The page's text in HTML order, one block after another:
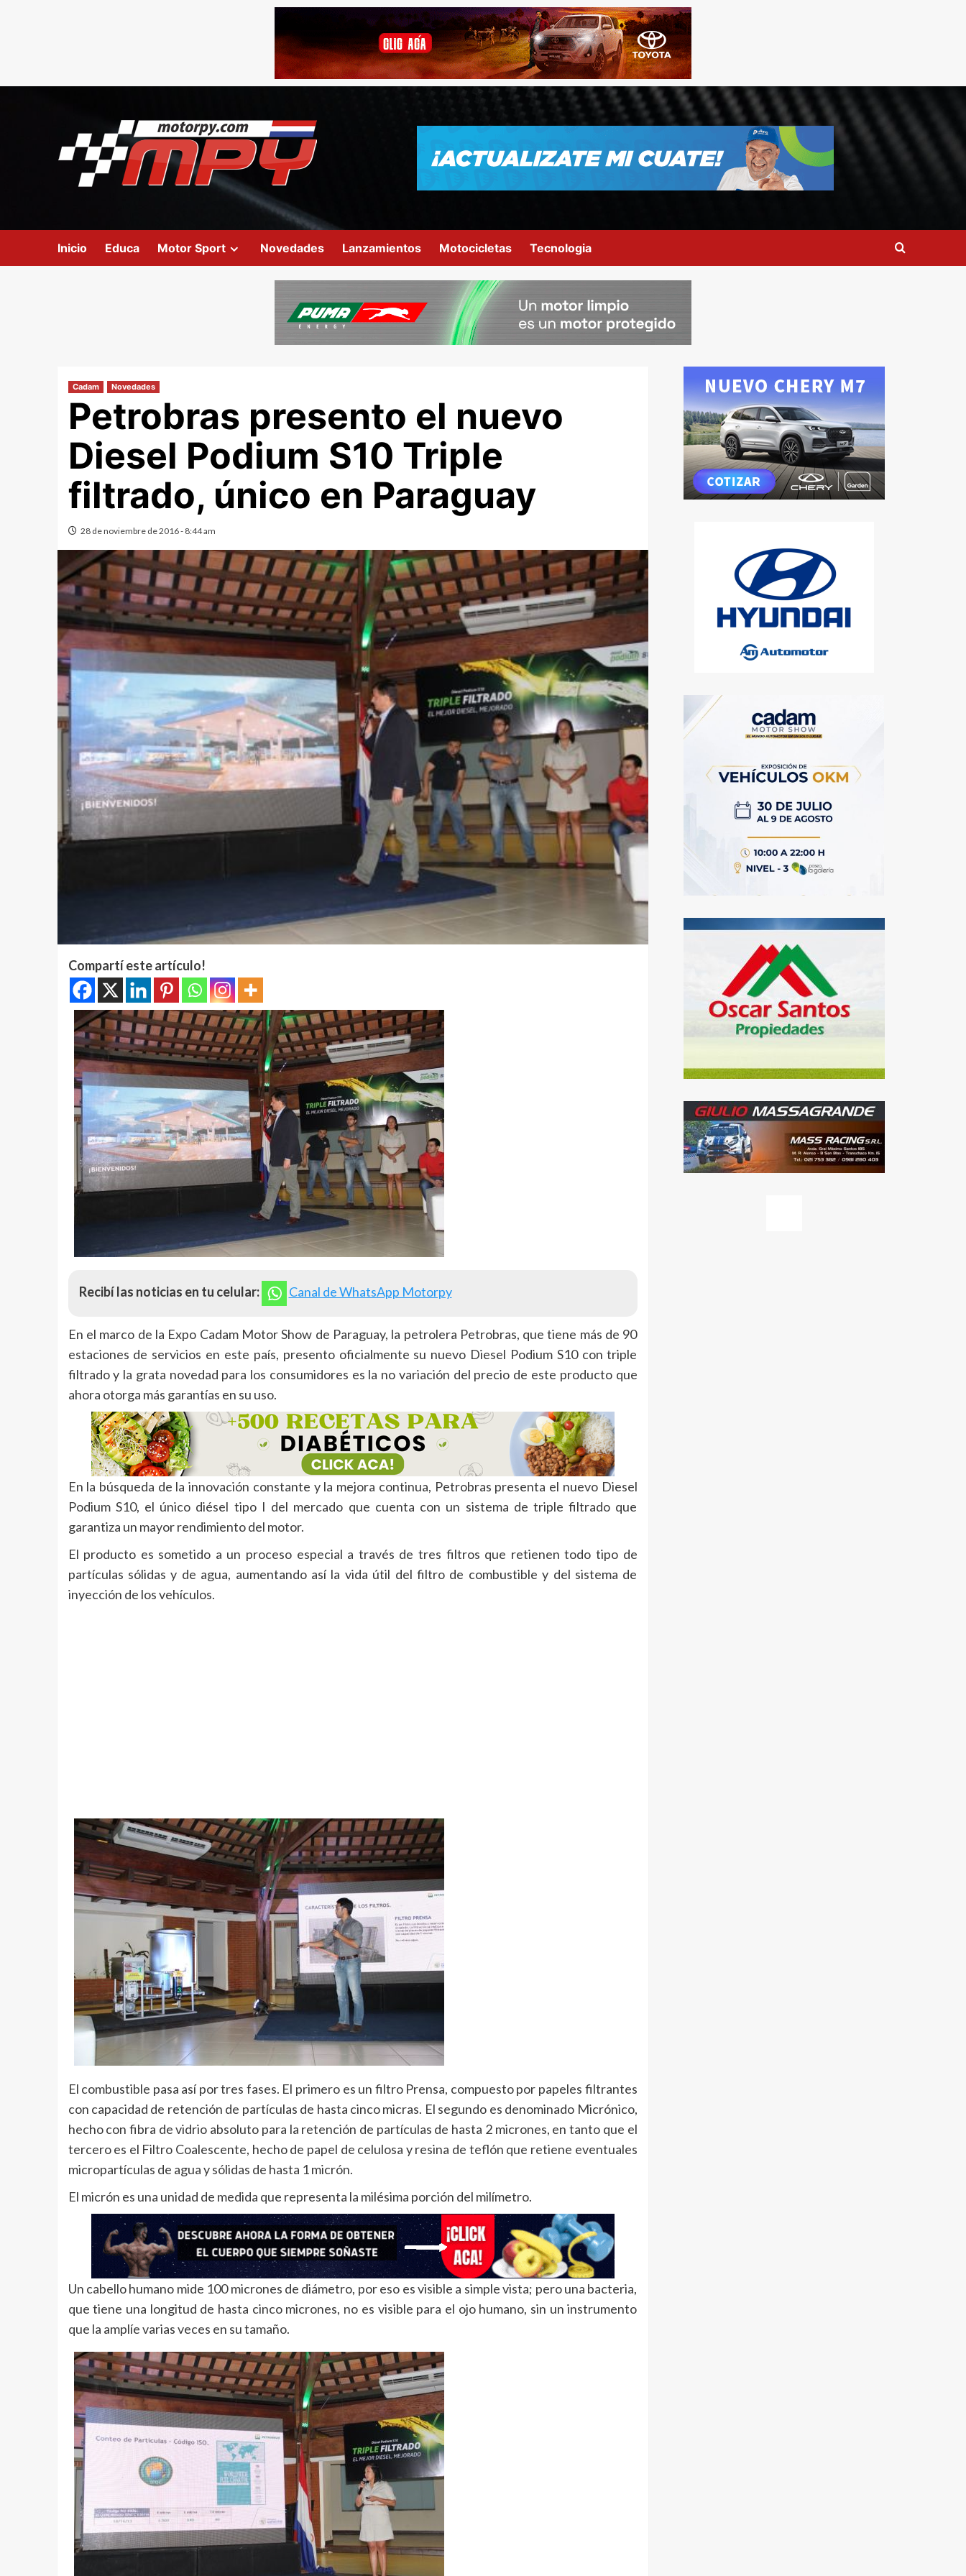
Inicio Educa Motor Sport Novedades Lanzamientos Motocicletas Tecnologia
Cadam Novedades
Petrobras presento el nuevo
Diesel Podium S10 Triple
filtrado, único en Paraguay
28 de noviembre de 2016 - 8:44 am
Compartí este artículo!
Recibí las noticias en tu celular: Canal de WhatsApp Motorpy
En el marco de la Expo Cadam Motor Show de Paraguay, la petrolera Petrobras, que tiene más de 90
estaciones de servicios en este país, presento oficialmente su nuevo Diesel Podium S10 con triple
filtrado y la grata novedad para los consumidores es la no variación del precio de este producto que
ahora otorga más garantías en su uso.
En la búsqueda de la innovación constante y la mejora continua, Petrobras presenta el nuevo Diesel
Podium S10, el único diésel tipo I del mercado que cuenta con un sistema de triple filtrado que
garantiza un mayor rendimiento del motor.
El producto es sometido a un proceso especial a través de tres filtros que retienen todo tipo de
partículas sólidas y de agua, aumentando así la vida útil del filtro de combustible y del sistema de
inyección de los vehículos.
El combustible pasa así por tres fases. El primero es un filtro Prensa, compuesto por papeles filtrantes
con capacidad de retención de partículas de hasta cinco micras. El segundo es denominado Micrónico,
hecho con fibra de vidrio absoluto para la retención de partículas de hasta 2 micrones, en tanto que el
tercero es el Filtro Coalescente, hecho de papel de celulosa y resina de teflón que retiene eventuales
micropartículas de agua y sólidas de hasta 1 micrón.
El micrón es una unidad de medida que representa la milésima porción del milímetro.
Un cabello humano mide 100 micrones de diámetro, por eso es visible a simple vista; pero una bacteria,
que tiene una longitud de hasta cinco micrones, no es visible para el ojo humano, sin un instrumento
que la amplíe varias veces en su tamaño.